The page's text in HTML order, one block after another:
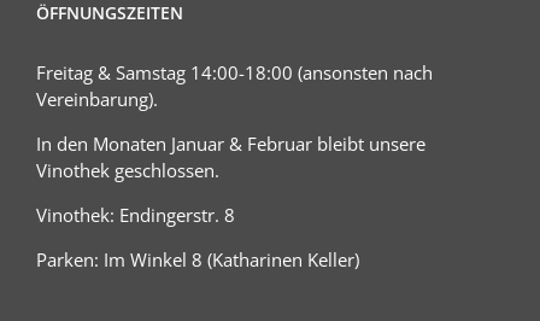
ÖFFNUNGSZEITEN
Freitag & Samstag 14:00-18:00 (ansonsten nach
Vereinbarung).
In den Monaten Januar & Februar bleibt unsere
Vinothek geschlossen.
Vinothek: Endingerstr. 8
Parken: Im Winkel 8 (Katharinen Keller)